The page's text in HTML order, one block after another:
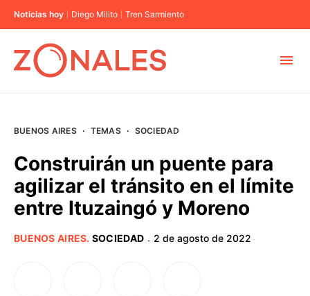
Noticias hoy Diego Milito Tren Sarmiento
BUENOS AIRES
BUENOS AIRES · TEMAS · SOCIEDAD
Construirán un puente para
agilizar el tránsito en el límite
entre Ituzaingó y Moreno
BUENOS AIRES. SOCIEDAD · 2 de agosto de 2022